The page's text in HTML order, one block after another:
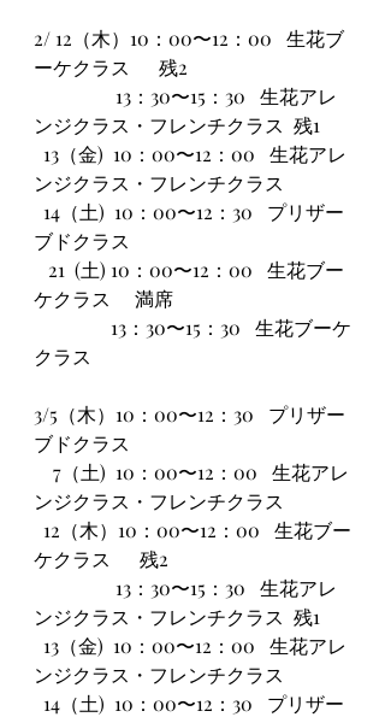
2/ 12（木）10：00〜12：00   生花ブ
ーケクラス      残2
13：30〜15：30   生花アレ
ンジクラス・フレンチクラス  残1
13（金)  10：00〜12：00   生花アレ
ンジクラス・フレンチクラス
14（土)  10：00〜12：30   プリザー
ブドクラス
21  (土) 10：00〜12：00   生花ブー
ケクラス　 満席
13：30〜15：30   生花ブーケ
クラス
3/5（木）10：00〜12：30   プリザー
ブドクラス
7（土)  10：00〜12：00   生花アレ
ンジクラス・フレンチクラス
12（木）10：00〜12：00   生花ブー
ケクラス      残2
13：30〜15：30   生花アレ
ンジクラス・フレンチクラス  残1
13（金)  10：00〜12：00   生花アレ
ンジクラス・フレンチクラス
14（土)  10：00〜12：30   プリザー